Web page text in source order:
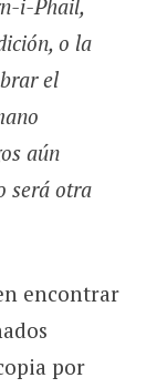
i-Phail,
o la
el
aún
será otra
encontrar
por